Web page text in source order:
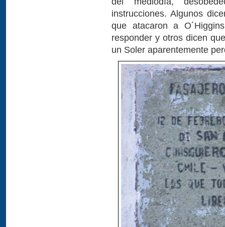
instrucciones. Algunos
que atacaron a
responder y otros dicen
un Soler aparentemente